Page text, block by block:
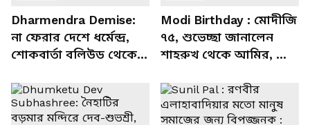
Dharmendra Demise:
না ফেরার দেশে ধর্মেন্দ্র,
শোকবার্তা বলিউড থেকে
Modi Birthday : মোদীজি
৭৫, শুভেচ্ছা জানালেন
শাহরুখ থেকে আমির, কী